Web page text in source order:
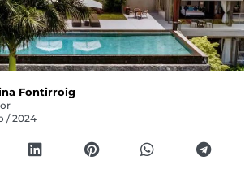
Fontirroig
/ 2024